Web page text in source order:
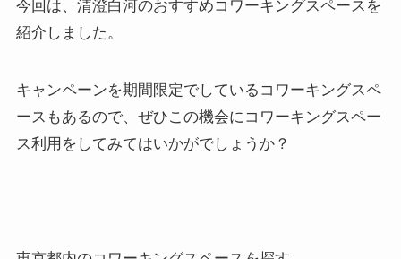
今回は、清澄白河のおすすめコワーキングスペースを
紹介しました。
キャンペーンを期間限定でしているコワーキングスペ
ースもあるので、ぜひこの機会にコワーキングスペー
ス利用をしてみてはいかがでしょうか？